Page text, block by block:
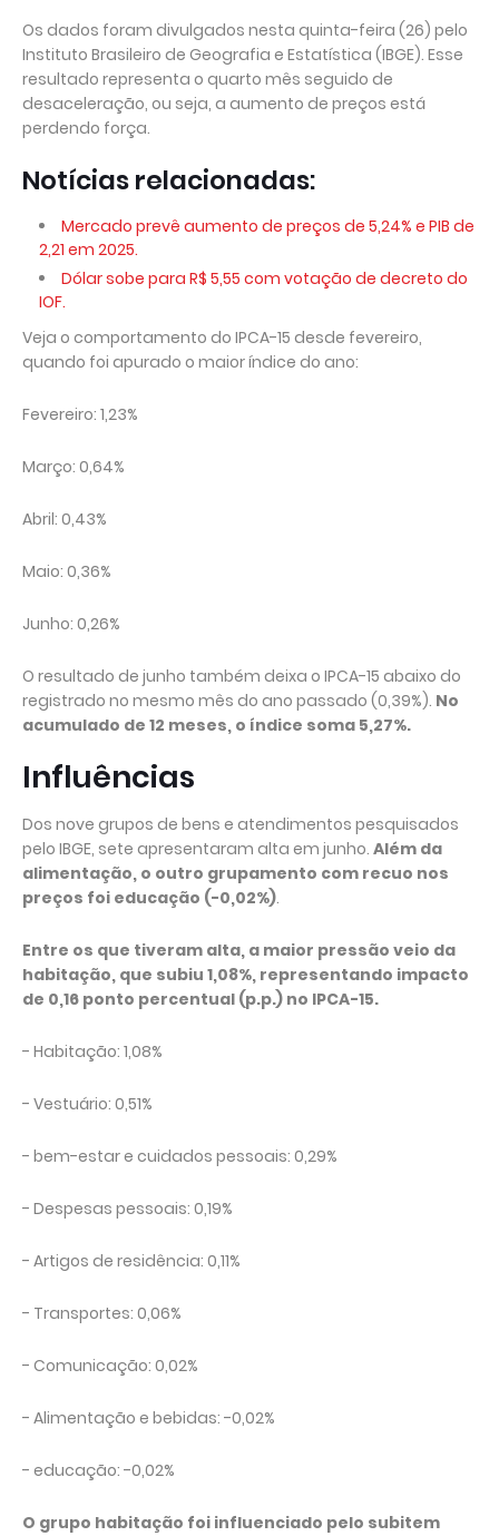
Os dados foram divulgados nesta quinta-feira (26) pelo
Instituto Brasileiro de Geografia e Estatística (IBGE). Esse
resultado representa o quarto mês seguido de
desaceleração, ou seja, a aumento de preços está
perdendo força.
Notícias relacionadas:
Mercado prevê aumento de preços de 5,24% e PIB de
2,21 em 2025.
Dólar sobe para R$ 5,55 com votação de decreto do
IOF.
Veja o comportamento do IPCA-15 desde fevereiro,
quando foi apurado o maior índice do ano:
Fevereiro: 1,23%
Março: 0,64%
Abril: 0,43%
Maio: 0,36%
Junho: 0,26%
O resultado de junho também deixa o IPCA-15 abaixo do
registrado no mesmo mês do ano passado (0,39%). No
acumulado de 12 meses, o índice soma 5,27%.
Influências
Dos nove grupos de bens e atendimentos pesquisados
pelo IBGE, sete apresentaram alta em junho. Além da
alimentação, o outro grupamento com recuo nos
preços foi educação (-0,02%).
Entre os que tiveram alta, a maior pressão veio da
habitação, que subiu 1,08%, representando impacto
de 0,16 ponto percentual (p.p.) no IPCA-15.
- Habitação: 1,08%
- Vestuário: 0,51%
- bem-estar e cuidados pessoais: 0,29%
- Despesas pessoais: 0,19%
- Artigos de residência: 0,11%
- Transportes: 0,06%
- Comunicação: 0,02%
- Alimentação e bebidas: -0,02%
- educação: -0,02%
O grupo habitação foi influenciado pelo subitem